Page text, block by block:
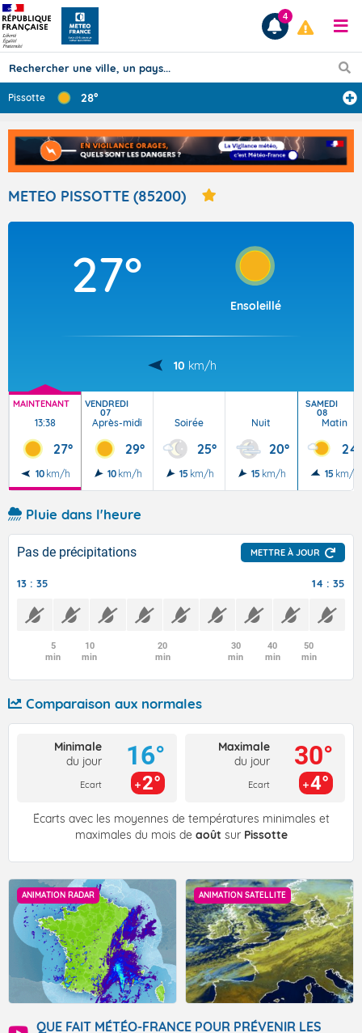
Prévisions
TOUS LES RÉSULTATS
Articles
4
Pissotte 28°
METEO PISSOTTE (85200)
27°
Ensoleillé
10 km/h
MAINTENANT
13:38
27°
10 km/h
VENDREDI
07
Après-midi
29°
10 km/h
Soirée
25°
15 km/h
Nuit
20°
15 km/h
SAMEDI
08
Matin
24°
15 km/h
Pluie dans l'heure
Pas de précipitations METTRE À JOUR
13 : 35 14 : 35
5
min
10
min
20
min
30
min
40
min
50
min
Comparaison aux normales
Minimale
du jour
Ecart
16°
2°
Maximale
du jour
Ecart
30°
4°
Écarts avec les moyennes de températures minimales et
maximales du mois de août sur Pissotte
ANIMATION RADAR ANIMATION SATELLITE
QUE FAIT MÉTÉO-FRANCE POUR PRÉVENIR LES